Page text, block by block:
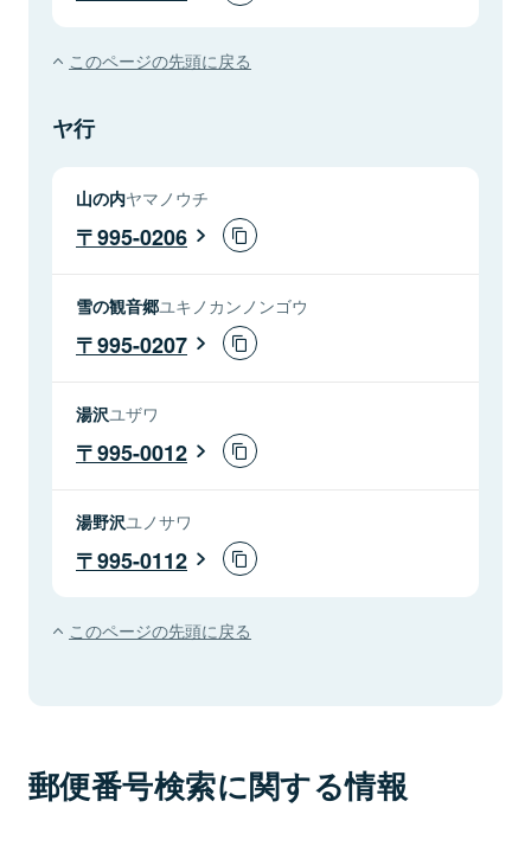
このページの先頭に戻る
ヤ行
山の内ヤマノウチ
995-0206
雪の観音郷ユキノカンノンゴウ
995-0207
湯沢ユザワ
995-0012
湯野沢ユノサワ
995-0112
このページの先頭に戻る
郵便番号検索に関する情報